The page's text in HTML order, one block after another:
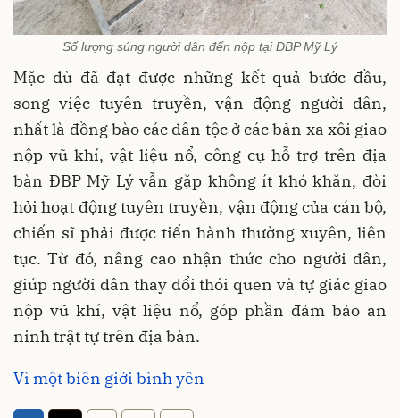
Số lượng súng người dân đến nộp tại ĐBP Mỹ Lý
Mặc dù đã đạt được những kết quả bước đầu,
song việc tuyên truyền, vận động người dân,
nhất là đồng bào các dân tộc ở các bản xa xôi giao
nộp vũ khí, vật liệu nổ, công cụ hỗ trợ trên địa
bàn ĐBP Mỹ Lý vẫn gặp không ít khó khăn, đòi
hỏi hoạt động tuyên truyền, vận động của cán bộ,
chiến sĩ phải được tiến hành thường xuyên, liên
tục. Từ đó, nâng cao nhận thức cho người dân,
giúp người dân thay đổi thói quen và tự giác giao
nộp vũ khí, vật liệu nổ, góp phần đảm bảo an
ninh trật tự trên địa bàn.
Vì một biên giới bình yên